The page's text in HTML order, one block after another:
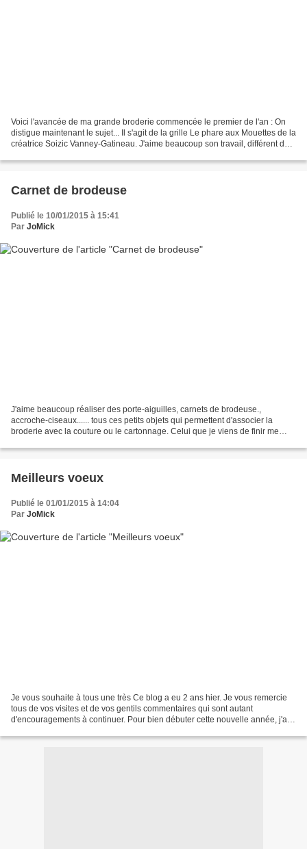
Voici l'avancée de ma grande broderie commencée le premier de l'an : On
distigue maintenant le sujet... Il s'agit de la grille Le phare aux Mouettes de la
créatrice Soizic Vanney-Gatineau. J'aime beaucoup son travail, différent de
Carnet de brodeuse
Publié le 10/01/2015 à 15:41
Par JoMick
J'aime beaucoup réaliser des porte-aiguilles, carnets de brodeuse.,
accroche-ciseaux...... tous ces petits objets qui permettent d'associer la
broderie avec la couture ou le cartonnage. Celui que je viens de finir me
Meilleurs voeux
Publié le 01/01/2015 à 14:04
Par JoMick
Je vous souhaite à tous une très Ce blog a eu 2 ans hier. Je vous remercie
tous de vos visites et de vos gentils commentaires qui sont autant
d'encouragements à continuer. Pour bien débuter cette nouvelle année, j'ai